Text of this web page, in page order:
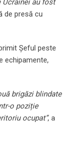
Ucrainei au fost
de presă cu
Șeful peste
echipamente,
brigăzi blindate
o poziție
ocupat”, a